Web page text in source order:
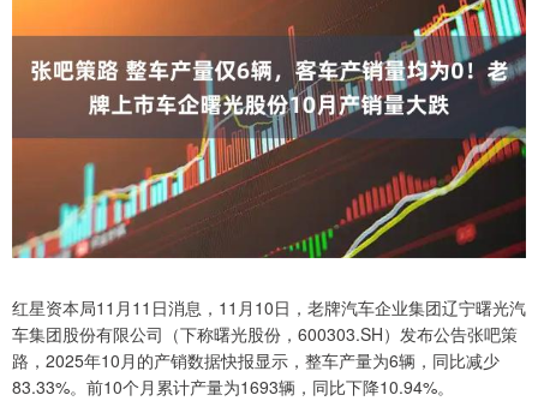
红星资本局11月11日消息，11月10日，老牌汽车企业集团辽宁曙光汽
车集团股份有限公司（下称曙光股份，600303.SH）发布公告张吧策
路，2025年10月的产销数据快报显示，整车产量为6辆，同比减少
83.33%。前10个月累计产量为1693辆，同比下降10.94%。